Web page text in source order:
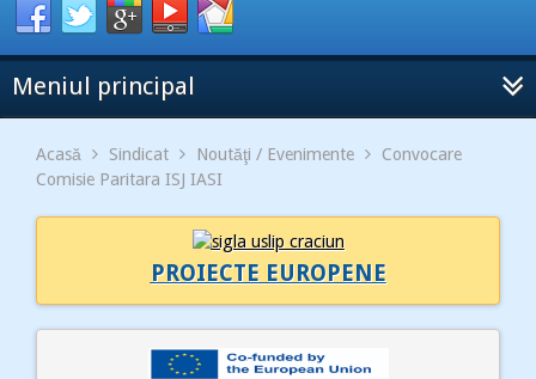
Meniul principal
Acasă Sindicat Noutăţi / Evenimente
Convocare
Comisie Paritara ISJ IASI
PROIECTE EUROPENE